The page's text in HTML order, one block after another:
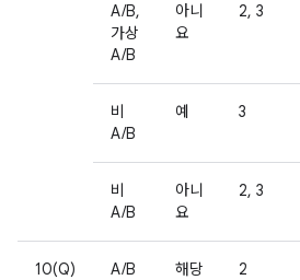
A/B,
가상
A/B
아니
요
2, 3
비
A/B
예 3
비
A/B
아니
요
2, 3
10(Q) A/B
해당
2